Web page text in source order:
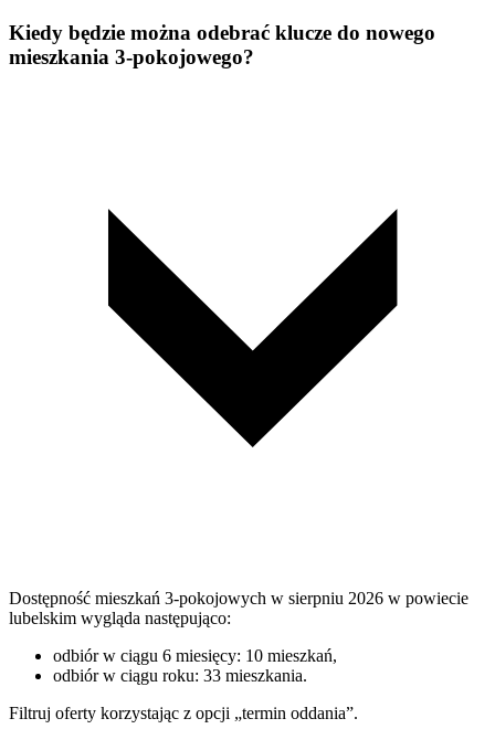
Kiedy będzie można odebrać klucze do nowego
mieszkania 3-pokojowego?
Dostępność mieszkań 3-pokojowych w sierpniu 2026 w powiecie
lubelskim wygląda następująco:
odbiór w ciągu 6 miesięcy: 10 mieszkań,
odbiór w ciągu roku: 33 mieszkania.
Filtruj oferty korzystając z opcji „termin oddania”.